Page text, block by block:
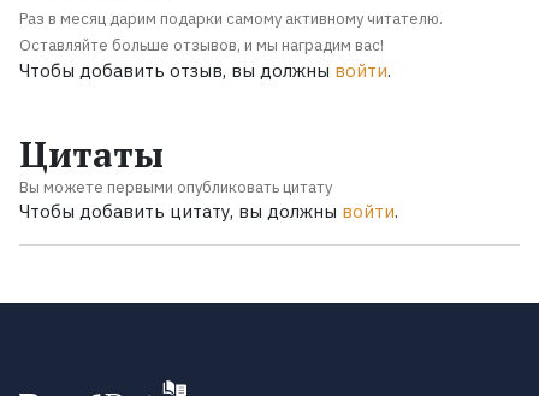
Раз в месяц дарим подарки самому активному читателю.
Оставляйте больше отзывов, и мы наградим вас!
Чтобы добавить отзыв, вы должны войти.
Цитаты
Вы можете первыми опубликовать цитату
Чтобы добавить цитату, вы должны войти.